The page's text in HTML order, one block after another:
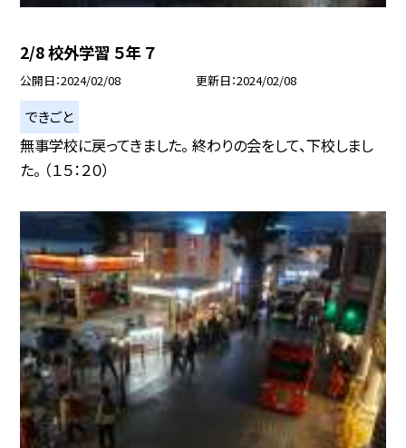
2/8 校外学習 ５年 ７
公開日 2024/02/08 更新日 2024/02/08
できごと
無事学校に戻ってきました。 終わりの会をして、下校しまし
た。 （１５：２０）